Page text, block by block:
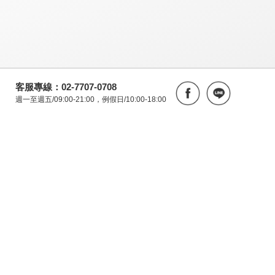
客服專線：02-7707-0708
週一至週五/09:00-21:00，例假日/10:00-18:00